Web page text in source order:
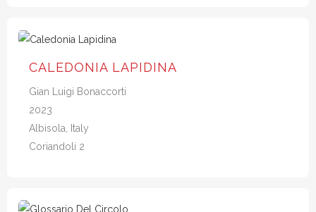
CALEDONIA LAPIDINA
Gian Luigi Bonaccorti
2023
Albisola, Italy
Coriandoli 2